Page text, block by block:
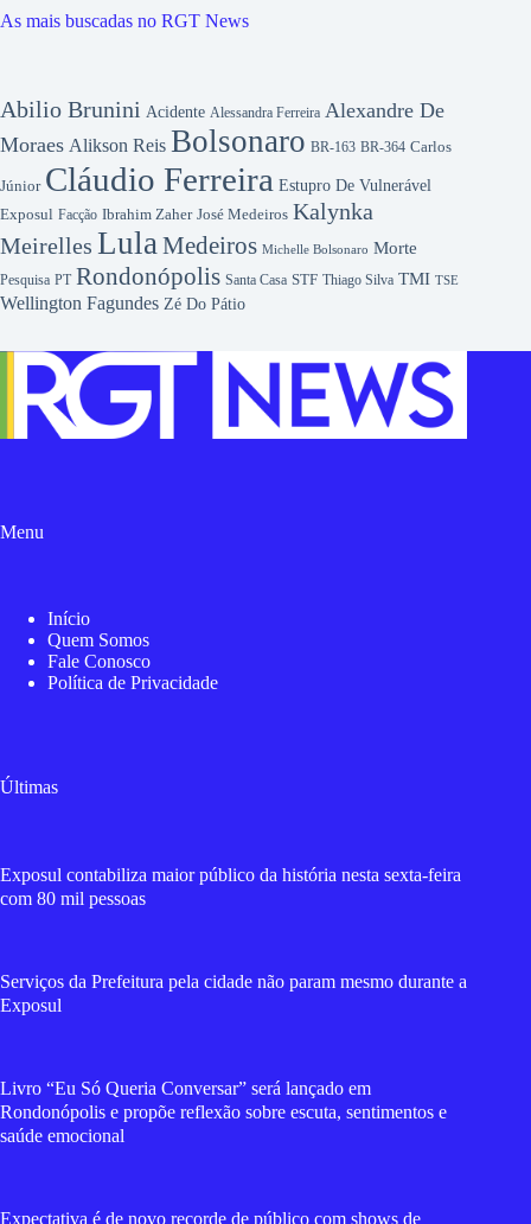
As mais buscadas no RGT News
Abilio Brunini Acidente Alessandra Ferreira Alexandre De
Moraes Alikson Reis Bolsonaro BR-163 BR-364 Carlos
Júnior Cláudio Ferreira Estupro De Vulnerável
Exposul Facção Ibrahim Zaher José Medeiros Kalynka
Meirelles Lula Medeiros Michelle Bolsonaro Morte
Pesquisa PT Rondonópolis Santa Casa STF Thiago Silva TMI TSE
Wellington Fagundes Zé Do Pátio
Menu
Início
Quem Somos
Fale Conosco
Política de Privacidade
Últimas
Exposul contabiliza maior público da história nesta sexta-feira
com 80 mil pessoas
Serviços da Prefeitura pela cidade não param mesmo durante a
Exposul
Livro “Eu Só Queria Conversar” será lançado em
Rondonópolis e propõe reflexão sobre escuta, sentimentos e
saúde emocional
Expectativa é de novo recorde de público com shows de